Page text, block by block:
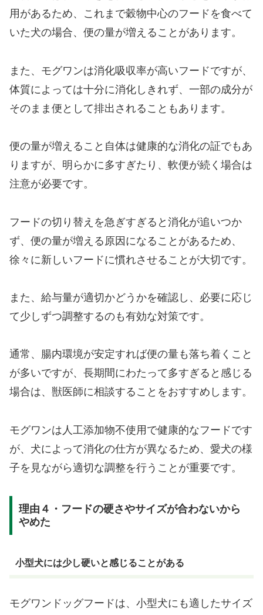
用があるため、これまで穀物中心のフードを食べて
いた犬の場合、便の量が増えることがあります。
また、モグワンは消化吸収率が高いフードですが、
体質によっては十分に消化しきれず、一部の成分が
そのまま便として排出されることもあります。
便の量が増えること自体は健康的な消化の証でもあ
りますが、明らかに多すぎたり、軟便が続く場合は
注意が必要です。
フードの切り替えを急ぎすぎると消化が追いつか
ず、便の量が増える原因になることがあるため、
徐々に新しいフードに慣れさせることが大切です。
また、給与量が適切かどうかを確認し、必要に応じ
て少しずつ調整するのも有効な対策です。
通常、腸内環境が安定すれば便の量も落ち着くこと
が多いですが、長期間にわたって多すぎると感じる
場合は、獣医師に相談することをおすすめします。
モグワンは人工添加物不使用で健康的なフードです
が、犬によって消化の仕方が異なるため、愛犬の様
子を見ながら適切な調整を行うことが重要です。
理由４・フードの硬さやサイズが合わないから
やめた
小型犬には少し硬いと感じることがある
モグワンドッグフードは、小型犬にも適したサイズ